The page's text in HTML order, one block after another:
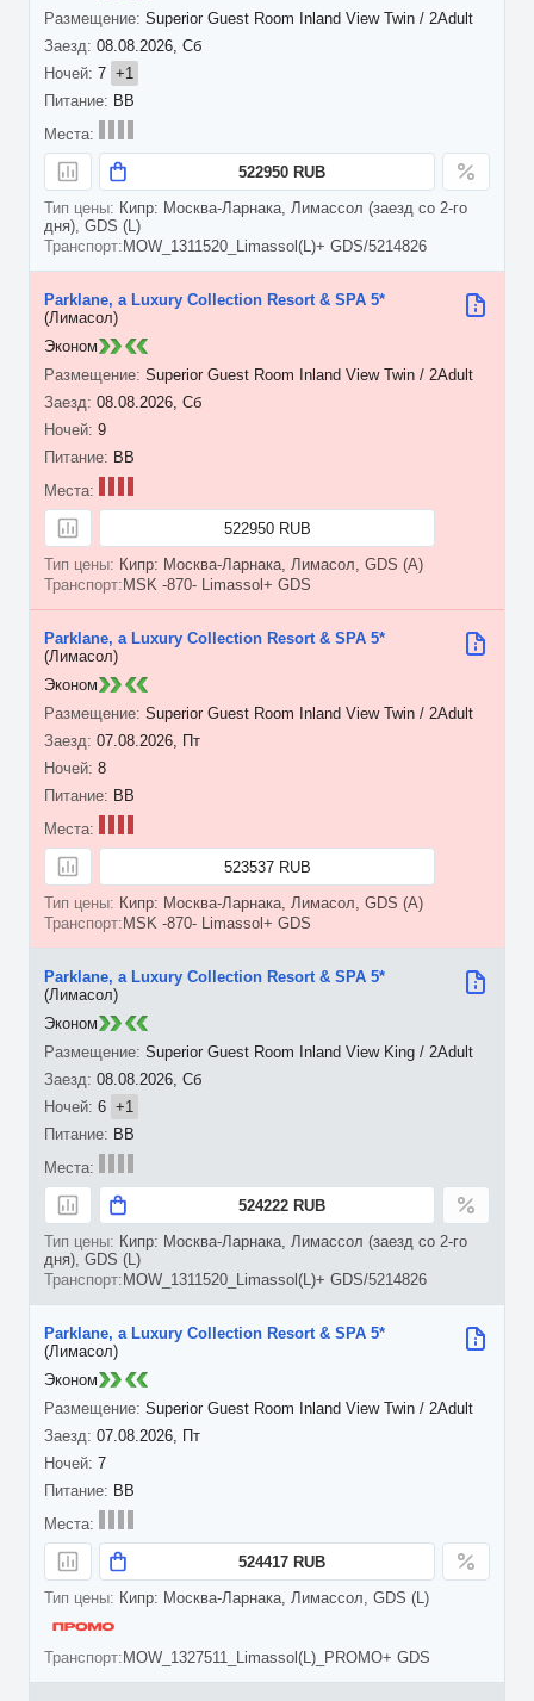
08.08.2026, Сб
7 +1
Superior Guest Room Inland View Twin / 2Adult
BB
522950 RUB
Кипр: Москва-Ларнака, Лимассол (заезд со 2-го
дня), GDS (L)
MOW_1311520_Limassol(L)+ GDS/5214826
08.08.2026, Сб
9
Parklane, a Luxury Collection Resort & SPA 5*
(Лимасол)
Superior Guest Room Inland View Twin / 2Adult
BB
522950 RUB
Кипр: Москва-Ларнака, Лимасол, GDS (A)
MSK -870- Limassol+ GDS
Эконом
07.08.2026, Пт
8
Parklane, a Luxury Collection Resort & SPA 5*
(Лимасол)
Superior Guest Room Inland View Twin / 2Adult
BB
523537 RUB
Кипр: Москва-Ларнака, Лимасол, GDS (A)
MSK -870- Limassol+ GDS
Эконом
08.08.2026, Сб
6 +1
Parklane, a Luxury Collection Resort & SPA 5*
(Лимасол)
Superior Guest Room Inland View King / 2Adult
BB
524222 RUB
Кипр: Москва-Ларнака, Лимассол (заезд со 2-го
дня), GDS (L)
MOW_1311520_Limassol(L)+ GDS/5214826
Эконом
07.08.2026, Пт
7
Parklane, a Luxury Collection Resort & SPA 5*
(Лимасол)
Superior Guest Room Inland View Twin / 2Adult
BB
524417 RUB
Кипр: Москва-Ларнака, Лимассол, GDS (L)
MOW_1327511_Limassol(L)_PROMO+ GDS
Эконом